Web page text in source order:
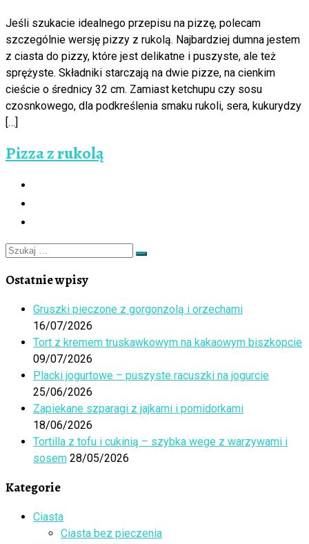
Jeśli szukacie idealnego przepisu na pizzę, polecam
szczególnie wersję pizzy z rukolą. Najbardziej dumna jestem
z ciasta do pizzy, które jest delikatne i puszyste, ale też
sprężyste. Składniki starczają na dwie pizze, na cienkim
cieście o średnicy 32 cm. Zamiast ketchupu czy sosu
czosnkowego, dla podkreślenia smaku rukoli, sera, kukurydzy
[…]
Pizza z rukolą
Szukaj
Szukaj
Ostatnie wpisy
Gruszki pieczone z gorgonzolą i orzechami
16/07/2026
Tort z kremem truskawkowym na kakaowym biszkopcie
09/07/2026
Placki jogurtowe – puszyste racuszki na jogurcie
25/06/2026
Zapiekane szparagi z jajkami i pomidorkami
18/06/2026
Tortilla z tofu i cukinią – szybka wege z warzywami i
sosem 28/05/2026
Kategorie
Ciasta
Ciasta bez pieczenia